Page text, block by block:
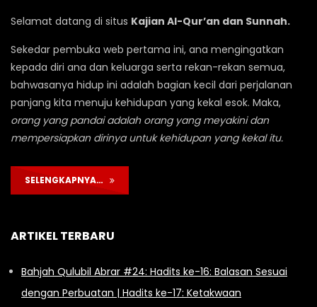
Selamat datang di situs Kajian Al-Qur’an dan Sunnah.
Sekedar pembuka web pertama ini, ana mengingatkan
kepada diri ana dan keluarga serta rekan-rekan semua,
bahwasanya hidup ini adalah bagian kecil dari perjalanan
panjang kita menuju kehidupan yang kekal esok. Maka,
orang yang pandai adalah orang yang meyakini dan
mempersiapkan dirinya untuk kehidupan yang kekal itu.
SELENGKAPNYA…
ARTIKEL TERBARU
Bahjah Qulubil Abrar #24: Hadits ke-16: Balasan Sesuai
dengan Perbuatan | Hadits ke-17: Ketakwaan